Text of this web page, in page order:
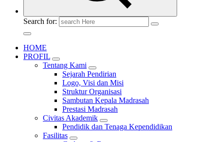
Search for:
HOME
PROFIL
Tentang Kami
Sejarah Pendirian
Logo, Visi dan Misi
Struktur Organisasi
Sambutan Kepala Madrasah
Prestasi Madrasah
Civitas Akademik
Pendidik dan Tenaga Kependidikan
Fasilitas